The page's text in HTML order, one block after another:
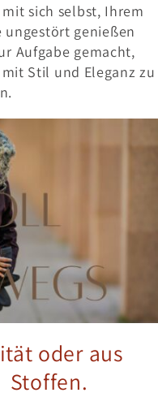
sich selbst, Ihrem
genießen
Aufgabe gemacht,
Stil und Eleganz zu
oder aus